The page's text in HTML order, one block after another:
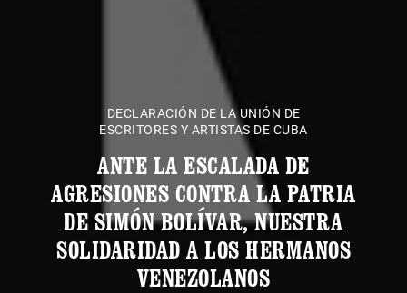
DECLARACIÓN DE LA UNIÓN DE
ESCRITORES Y ARTISTAS DE CUBA
ANTE LA ESCALADA DE
AGRESIONES CONTRA LA PATRIA
DE SIMÓN BOLÍVAR, NUESTRA
SOLIDARIDAD A LOS HERMANOS
VENEZOLANOS